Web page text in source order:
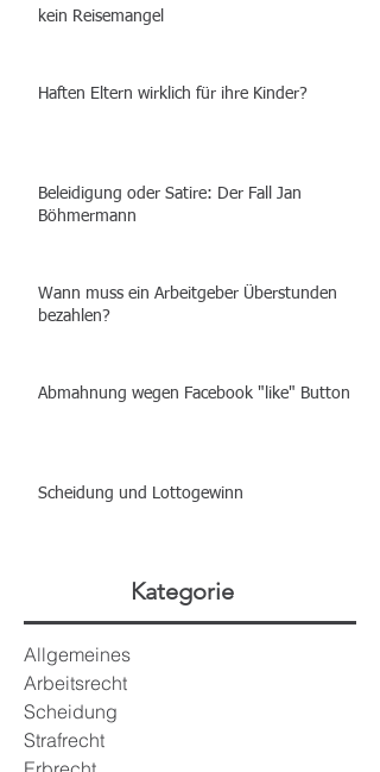
Kategorie
kein Reisemangel
Haften Eltern wirklich für ihre Kinder?
Beleidigung oder Satire: Der Fall Jan
Böhmermann
Wann muss ein Arbeitgeber Überstunden
bezahlen?
Abmahnung wegen Facebook "like" Button
Scheidung und Lottogewinn
Allgemeines
Arbeitsrecht
Scheidung
Strafrecht